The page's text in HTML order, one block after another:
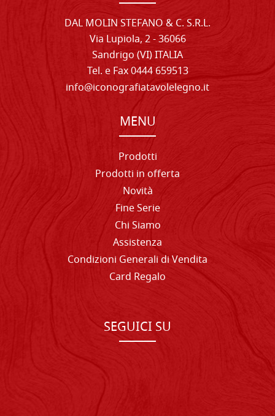
DAL MOLIN STEFANO & C. S.R.L.
Via Lupiola, 2 - 36066
Sandrigo (VI) ITALIA
Tel. e Fax 0444 659513
info@iconografiatavolelegno.it
MENU
Prodotti
Prodotti in offerta
Novità
Fine Serie
Chi Siamo
Assistenza
Condizioni Generali di Vendita
Card Regalo
SEGUICI SU